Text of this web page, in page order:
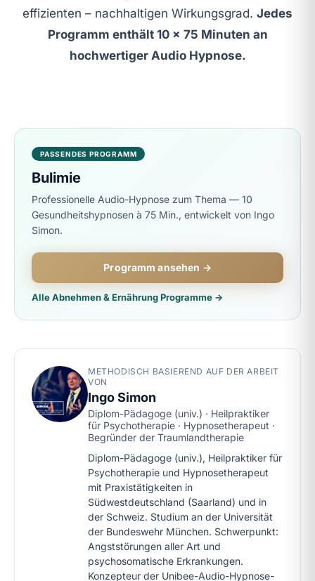
effizienten – nachhaltigen Wirkungsgrad. Jedes
Programm enthält 10 x 75 Minuten an
hochwertiger Audio Hypnose.
PASSENDES PROGRAMM
Bulimie
Professionelle Audio-Hypnose zum Thema — 10
Gesundheitshypnosen à 75 Min., entwickelt von Ingo
Simon.
Programm ansehen →
Alle Abnehmen & Ernährung Programme →
METHODISCH BASIEREND AUF DER ARBEIT
VON
Ingo Simon
Diplom-Pädagoge (univ.) · Heilpraktiker
für Psychotherapie · Hypnosetherapeut ·
Begründer der Traumlandtherapie
Diplom-Pädagoge (univ.), Heilpraktiker für
Psychotherapie und Hypnosetherapeut
mit Praxistätigkeiten in
Südwestdeutschland (Saarland) und in
der Schweiz. Studium an der Universität
der Bundeswehr München. Schwerpunkt:
Angststörungen aller Art und
psychosomatische Erkrankungen.
Konzepteur der Unibee-Audio-Hypnose-